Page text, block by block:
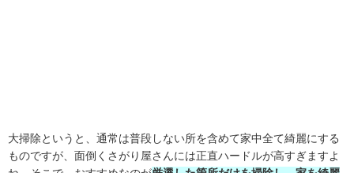
大掃除というと、通常は普段しない所を含めて家中全て綺麗にする
ものですが、面倒くさがり屋さんには正直ハードルが高すぎますよ